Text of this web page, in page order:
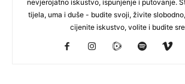
nevjerojatno iskustvo, ispunjenje i putovanje.
tijela, uma i duše - budite svoji, živite
cijenite iskustvo, volite i budite